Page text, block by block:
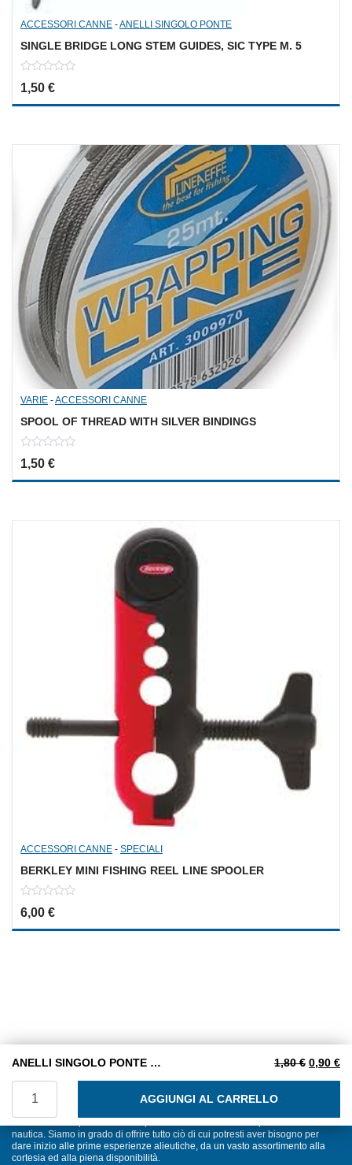
ACCESSORI CANNE -ANELLI SINGOLO PONTE
SINGLE BRIDGE LONG STEM GUIDES, SIC TYPE M. 5
0
out
of
1,50 €
VARIE -ACCESSORI CANNE
SPOOL OF THREAD WITH SILVER BINDINGS
0
out
1,50 €
ACCESSORI CANNE - SPECIALI
BERKLEY MINI FISHING REEL LINE SPOOLER
0
out
6,00 €
ANELLI SINGOLO PONTE MM. 20 1,80€ Il
0,90 €Il
AGGIUNGI AL CARRELLO
nautica. Siamo in grado di offrire tutto ciò di cui potresti aver bisogno per
dare inizio alle prime esperienze alieutiche, da un vasto assortimento alla
cortesia ed alla piena disponibilità.